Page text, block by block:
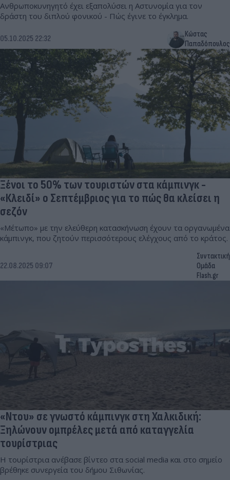
Ανθρωποκυνηγητό έχει εξαπολύσει η Αστυνομία για τον
δράστη του διπλού φονικού - Πώς έγινε το έγκλημα.
05.10.2025 22:32
Κώστας
Παπαδόπουλος
Ξένοι το 50% των τουριστών στα κάμπινγκ -
«Κλειδί» ο Σεπτέμβριος για το πώς θα κλείσει η
σεζόν
«Μέτωπο» με την ελεύθερη κατασκήνωση έχουν τα οργανωμένα
κάμπινγκ, που ζητούν περισσότερους ελέγχους από το κράτος.
22.08.2025 09:07
Συντακτική
Ομάδα
Flash.gr
«Ντου» σε γνωστό κάμπινγκ στη Χαλκιδική:
Ξηλώνουν ομπρέλες μετά από καταγγελία
τουρίστριας
Η τουρίστρια ανέβασε βίντεο στα social media και στο σημείο
βρέθηκε συνεργεία του δήμου Σιθωνίας.